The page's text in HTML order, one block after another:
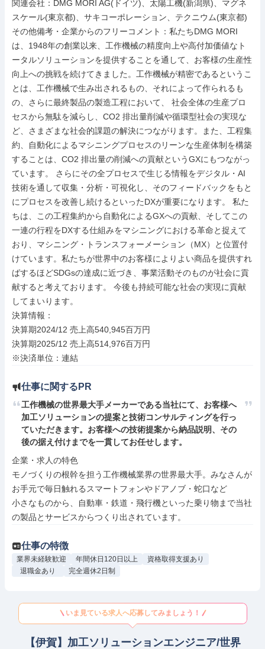
関連会社：DMG MORI AG(ドイツ)、太陽工機(新潟県)、マグネ
スケール(東京都)、サキコーポレーション、テクニウム(東京都)
その他備考・企業からのフリーコメント：私たちDMG MORI
は、1948年の創業以来、工作機械の精度向上や高付加価値なト
ータルソリューションを提供することを通して、お客様の生産性
向上への挑戦を続けてきました。工作機械が精密であるというこ
とは、工作機械で生み出されるもの、それによって作られるも
の、さらに最終製品の製造工程において、 社会全体の生産プロ
セスから無駄を減らし、CO2 排出量削減や循環型社会の実現な
ど、さまざまな社会的課題の解決につながります。また、工程集
約、自動化によるマシニングプロセスのリーンな生産体制を構築
することは、CO2 排出量の削減への貢献というGXにもつながっ
ています。 さらにその全プロセスで生じる情報をデジタル・AI
技術を通して収集・分析・可視化し、そのフィードバックをもと
にプロセスを改善し続けるといったDXが重要になります。 私た
ちは、この工程集約から自動化によるGXへの貢献、そしてこの
一連の行程をDXする仕組みをマシニングにおける革命と捉えて
おり、マシニング・トランスフォーメーション（MX）と位置付
けています。私たちが世界中のお客様によりよい商品を提供すれ
ばするほどSDGsの達成に近づき、事業活動そのものが社会に貢
献すると考えております。 今後も持続可能な社会の実現に貢献
してまいります。
決算情報：
決算期2024/12 売上高540,945百万円
決算期2025/12 売上高514,976百万円
※決済単位：連結
仕事に関するPR
工作機械の世界最大手メーカーである当社にて、お客様へ
加工ソリューションの提案と技術コンサルティングを行っ
ていただきます。お客様への技術提案から納品説明、その
後の据え付けまでを一貫してお任せします。
企業・求人の特色
モノづくりの根幹を担う工作機械業界の世界最大手。みなさんが
お手元で毎日触れるスマートフォンやドアノブ・蛇口など
小さなものから、自動車・鉄道・飛行機といった乗り物まで当社
の製品とサービスからつくり出されています。
仕事の特徴
業界未経験歓迎 年間休日120日以上
資格取得支援あり
退職金あり
完全週休2日制
いま見ている求人へ応募してみましょう！
【伊賀】加工ソリューションエンジニア/世界